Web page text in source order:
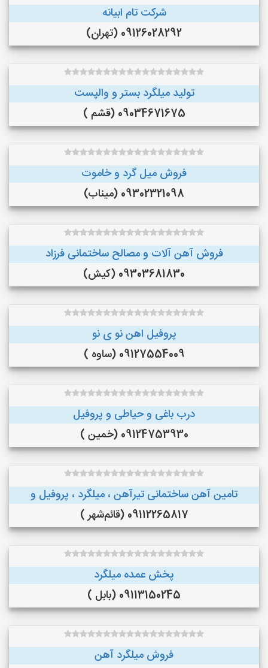
شرکت تام ابیانه
09126028292 (تهران)
تولید میلگرد بستر و والپست
09034671675 (قشم )
فروش میل گرد و خاموت
09302321098 (میناب)
فروش آهن آلات و مصالح ساختمانی فرزاد
09303681830 (کیش)
پروفیل اهن نو ی نو
09127554009 (ساوه )
درب باغی و حیاطی و پروفیل
09124753930 (خمین )
تامین آهن ساختمانی تیرآهن ، میلگرد ، پروفیل و
09112265817 (قائم‌شهر )
پخش عمده میلگرد
09113150245 (بابل )
فروش میلگرد آهن